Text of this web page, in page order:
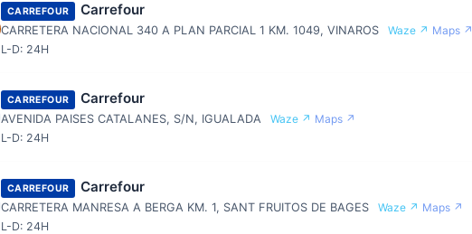
CARREFOUR Carrefour
CARRETERA NACIONAL 340 A PLAN PARCIAL 1 KM. 1049, VINAROS Waze ↗ Maps ↗
L-D: 24H
CARREFOUR Carrefour
AVENIDA PAISES CATALANES, S/N, IGUALADA Waze ↗ Maps ↗
L-D: 24H
CARREFOUR Carrefour
CARRETERA MANRESA A BERGA KM. 1, SANT FRUITOS DE BAGES Waze ↗ Maps ↗
L-D: 24H